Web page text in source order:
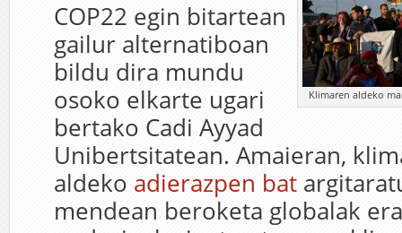
Klimaren aldeko
COP22 egin bitartean
gailur alternatiboan
bildu dira mundu
osoko elkarte ugari
bertako Cadi Ayyad
Unibertsitatean. Amaieran,
aldeko adierazpen bat
mendean beroketa globalak